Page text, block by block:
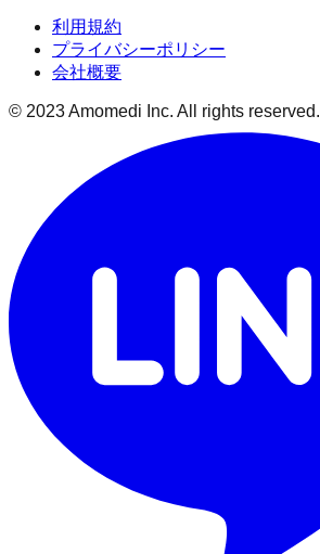
利用規約
プライバシーポリシー
会社概要
© 2023 Amomedi Inc. All rights reserved.